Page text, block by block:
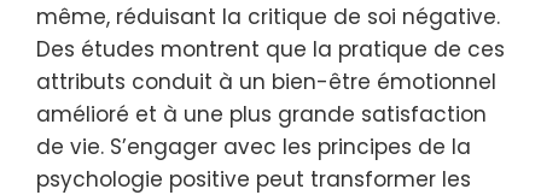
même, réduisant la critique de soi négative.
Des études montrent que la pratique de ces
attributs conduit à un bien-être émotionnel
amélioré et à une plus grande satisfaction
de vie. S’engager avec les principes de la
psychologie positive peut transformer les